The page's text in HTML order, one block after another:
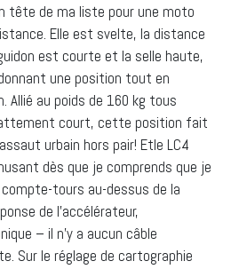
tête de ma liste pour une moto
Elle est svelte, la distance
est courte et la selle haute,
une position tout en
Allié au poids de 160 kg tous
court, cette position fait
urbain hors pair! Etle LC4
dès que je comprends que je
compte-tours au-dessus de la
de l’accélérateur,
– il n’y a aucun câble
Sur le réglage de cartographie